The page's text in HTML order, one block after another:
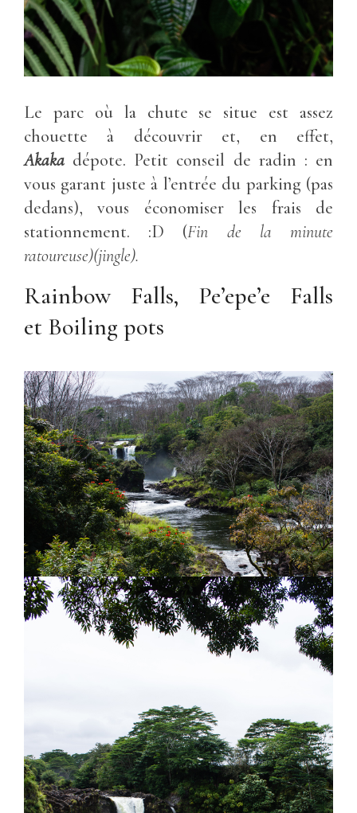
Le parc où la chute se situe est assez
chouette à découvrir et, en effet,
Akaka dépote. Petit conseil de radin : en
vous garant juste à l’entrée du parking (pas
dedans), vous économiser les frais de
stationnement. :D (Fin de la minute
ratoureuse)(jingle).
Rainbow Falls, Pe’epe’e Falls
et Boiling pots